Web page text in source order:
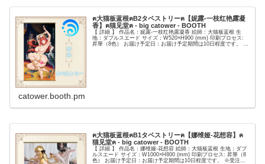
ฅ大猫板蓝根ฅB2タペストリーฅ【妮露-一枝红艳露凝
香】ฅ猫见堂ฅ - big catower - BOOTH
【 詳細 】 作品名：妮露-一枝红艳露凝香 絵師：大猫板蓝根 生
地：ダブルスエード サイズ：W520×H900 (mm) 印刷プロセス:
昇華（8色） お届け予定日：お届け予定期間は10日程度です。 ※
catower.booth.pm
ฅ大猫板蓝根ฅB1タペストリーฅ【娜维娅-花想容】ฅ
猫见堂ฅ - big catower - BOOTH
【 詳細 】 作品名：娜维娅-花想容 絵師：大猫板蓝根 生地：ダブ
ルスエード サイズ：W1000×H800 (mm) 印刷プロセス: 昇華（8
色） お届け予定日：お届け予定期間は10日程度です。 ※受注生